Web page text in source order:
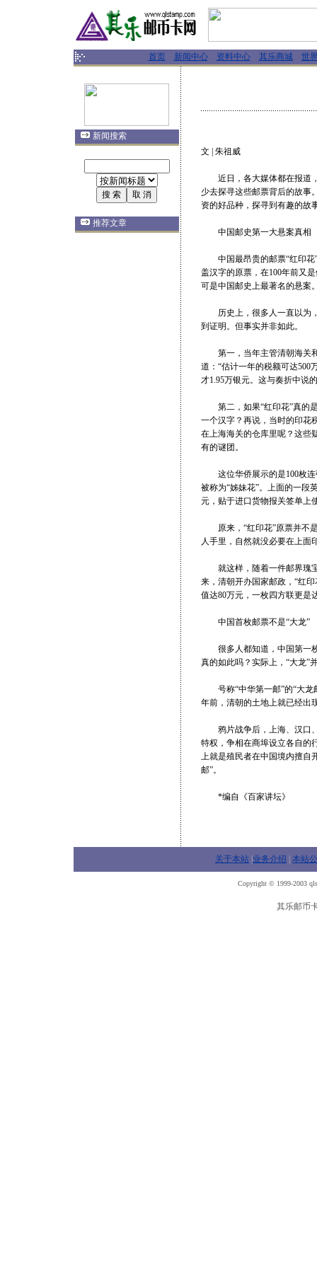
首页 新闻中心 资料中心 其乐商城 世
新闻搜索
推荐文章
文 | 朱祖威
近日，各大媒体都在报道，
少去探寻这些邮票背后的故事
资的好品种，探寻到有趣的故
中国邮史第一大悬案真相
中国最昂贵的邮票“红印花”
盖汉字的原票，在100年前又
可是中国邮史上最著名的悬案
历史上，很多人一直以为，
到证明。但事实并非如此。
第一，当年主管清朝海关和
道：“估计一年的税额可达500
才1.95万银元。这与奏折中说
第二，如果“红印花”真的是
一个汉字？再说，当时的印花
在上海海关的仓库里呢？这些
有的谜团。
这位华侨展示的是100枚连
被称为“姊妹花”。上面的一段
元，贴于进口货物报关签单上
原来，“红印花”原票并不是
人手里，自然就没必要在上面
就这样，随着一件邮界瑰宝
来，清朝开办国家邮政，“红
值达80万元，一枚四方联更是
中国首枚邮票不是“大龙”
很多人都知道，中国第一枚
真的如此吗？实际上，“大龙”
号称“中华第一邮”的“大龙
年前，清朝的土地上就已经出
鸦片战争后，上海、汉口、
特权，争相在商埠设立各自的
上就是殖民者在中国境内擅自
邮”。
*编自《百家讲坛》
关于本站 业务介绍 本站
Copyright © 1999-2003
其乐邮币